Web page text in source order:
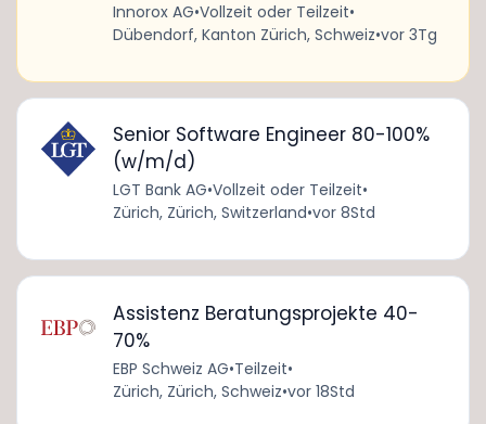
Innorox AG•Vollzeit oder Teilzeit•
Dübendorf, Kanton Zürich, Schweiz•vor 3Tg
Senior Software Engineer 80-100%
(w/m/d)
LGT Bank AG•Vollzeit oder Teilzeit•
Zürich, Zürich, Switzerland•vor 8Std
Assistenz Beratungsprojekte 40-
70%
EBP Schweiz AG•Teilzeit•
Zürich, Zürich, Schweiz•vor 18Std